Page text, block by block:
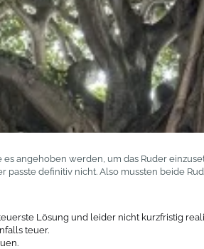
angehoben werden, um das Ruder
passte definitiv nicht. Also mussten beide
Lösung und leider nicht kurzfristig
teuer.